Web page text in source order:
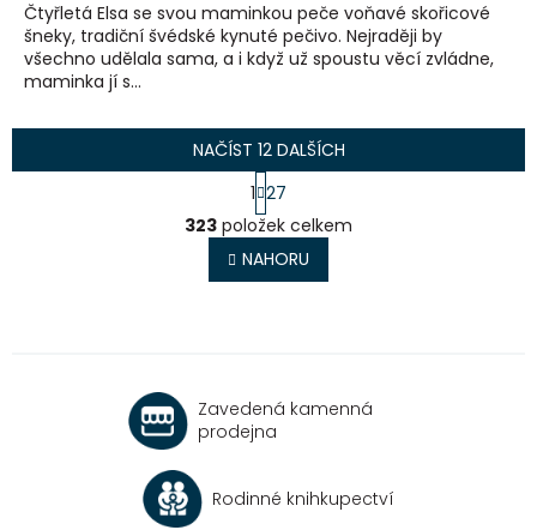
Čtyřletá Elsa se svou maminkou peče voňavé skořicové
šneky, tradiční švédské kynuté pečivo. Nejraději by
všechno udělala sama, a i když už spoustu věcí zvládne,
maminka jí s...
O
v
l
á
p
r
v
y
v
NAČÍST 12 DALŠÍCH
S
t
r
á
n
k
1 27
323 položek celkem
NAHORU
Zavedená kamenná
prodejna
Rodinné knihkupectví